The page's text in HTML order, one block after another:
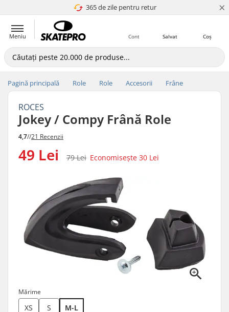
365 de zile pentru retur
4.8 a 5 ×
Meniu Coș
Salvat
Cont
Pagină principală Role Role Accesorii Frâne
ROCES
Jokey / Compy Frână Role
4,7//21 Recenzii
49 Lei 79 Lei Economisește 30 Lei
Mărime
XS S M-L